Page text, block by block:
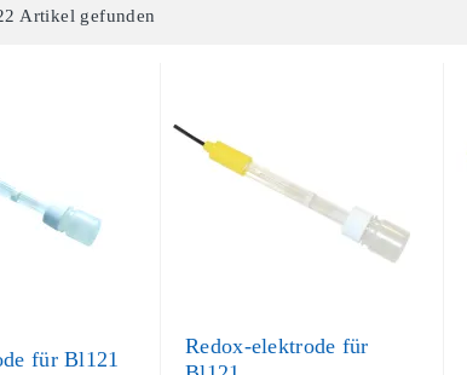
Artikel gefunden
für Bl121
Redox-elektrode für